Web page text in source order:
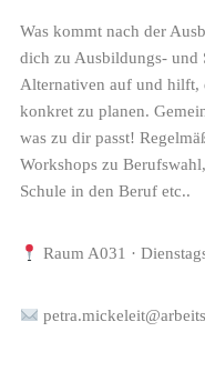
Was kommt nach der
dich zu Ausbildungs-
Alternativen auf und hilft,
konkret zu planen.
was zu dir passt!
Workshops zu
Schule in den Beruf etc..
Raum A031 ·